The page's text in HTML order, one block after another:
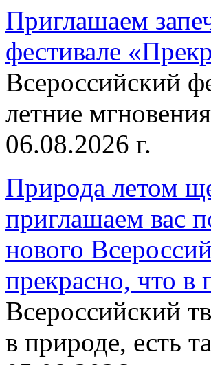
Приглашаем
фестивале
Всероссийский
летние
06.08.2026 г.
Природа летом
приглашаем вас
нового
прекрасно, что в
Всероссийский
в природе, есть